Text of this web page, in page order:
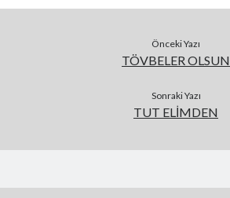
Önceki Yazı
TÖVBELER OLSUN
Sonraki Yazı
TUT ELİMDEN